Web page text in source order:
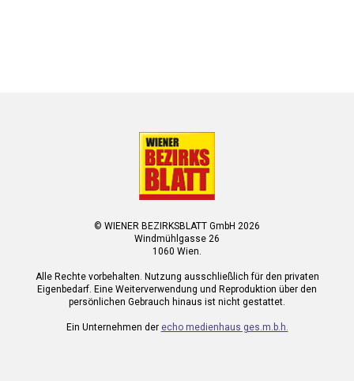
© WIENER BEZIRKSBLATT GmbH 2026
Windmühlgasse 26
1060 Wien.
Alle Rechte vorbehalten. Nutzung ausschließlich für den privaten
Eigenbedarf. Eine Weiterverwendung und Reproduktion über den
persönlichen Gebrauch hinaus ist nicht gestattet.
Ein Unternehmen der echo medienhaus ges.m.b.h.